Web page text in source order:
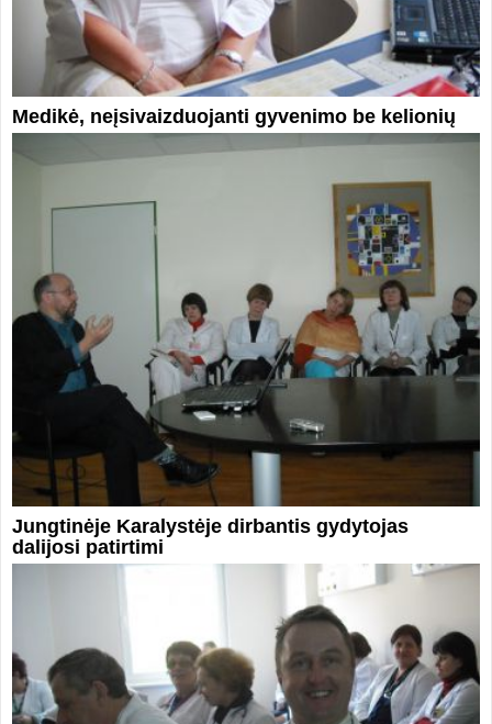
Medikė, neįsivaizduojanti gyvenimo be kelionių
Jungtinėje Karalystėje dirbantis gydytojas
dalijosi patirtimi